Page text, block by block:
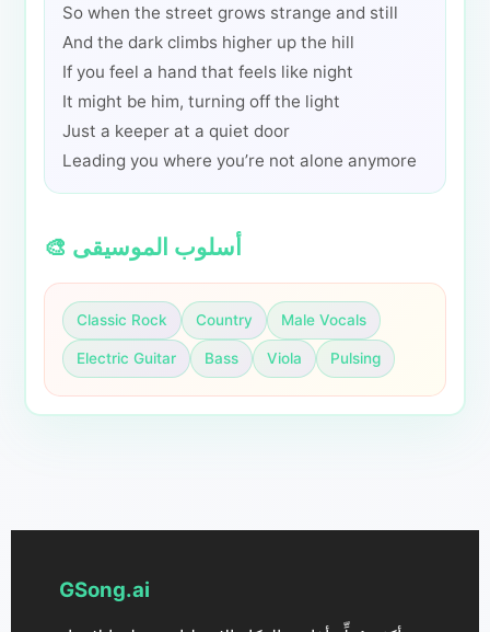
So when the street grows strange and still
And the dark climbs higher up the hill
If you feel a hand that feels like night
It might be him, turning off the light
Just a keeper at a quiet door
Leading you where you’re not alone anymore
🎨 أسلوب الموسيقى
Classic Rock Country Male Vocals
Electric Guitar Bass Viola Pulsing
GSong.ai